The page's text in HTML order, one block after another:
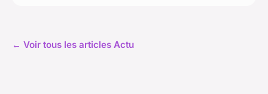
← Voir tous les articles Actu